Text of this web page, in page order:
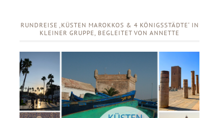
RUNDREISE ‚KÜSTEN MAROKKOS & 4 KÖNIGSSTÄDTE‘ IN
KLEINER GRUPPE, BEGLEITET VON ANNETTE